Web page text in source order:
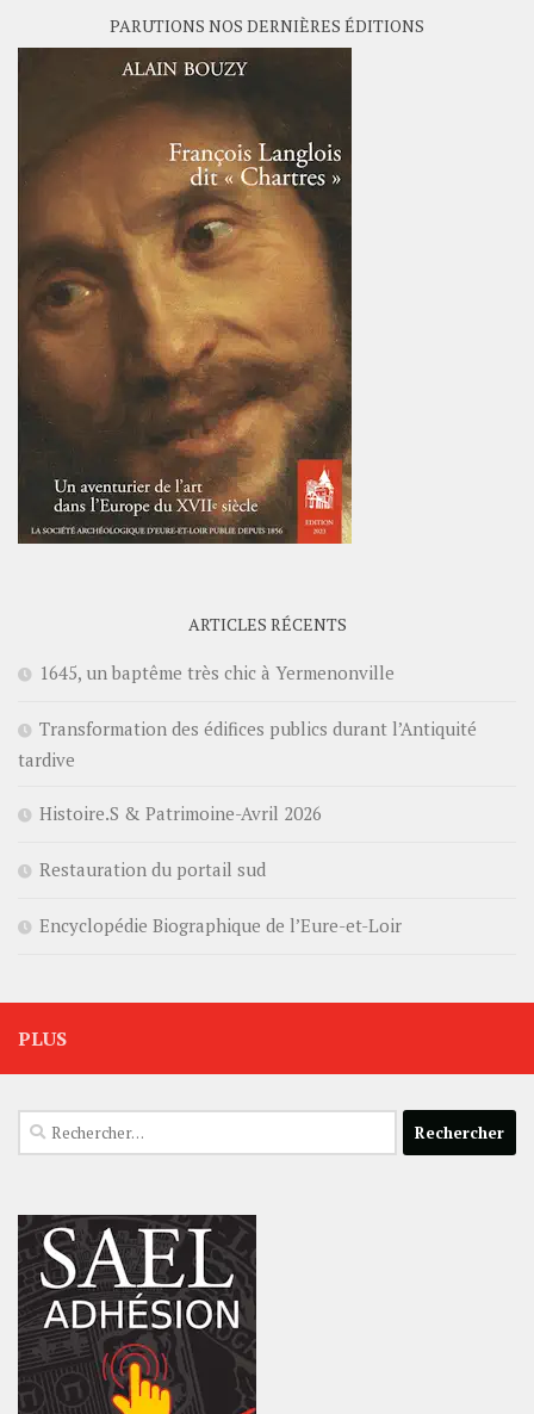
PARUTIONS NOS DERNIÈRES ÉDITIONS
ARTICLES RÉCENTS
1645, un baptême très chic à Yermenonville
Transformation des édifices publics durant l’Antiquité
tardive
Histoire.S & Patrimoine-Avril 2026
Restauration du portail sud
Encyclopédie Biographique de l’Eure-et-Loir
PLUS
Rechercher :